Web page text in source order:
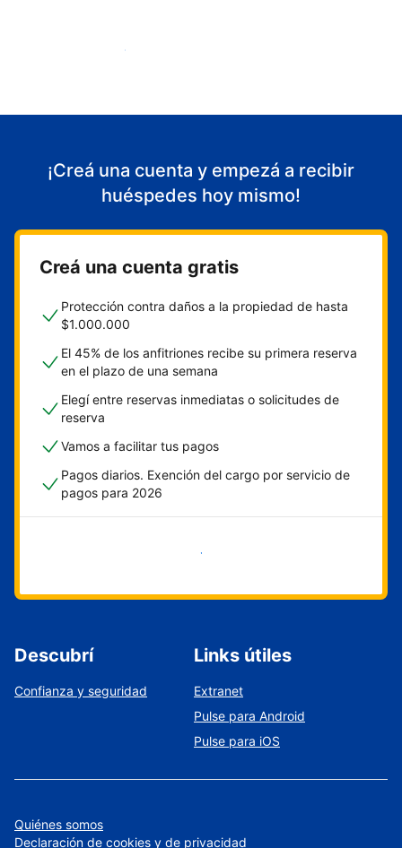
Empezá a recibir huéspedes
¡Creá una cuenta y empezá a recibir
huéspedes hoy mismo!
Creá una cuenta gratis
Protección contra daños a la propiedad de hasta
$1.000.000
El 45% de los anfitriones recibe su primera reserva
en el plazo de una semana
Elegí entre reservas inmediatas o solicitudes de
reserva
Vamos a facilitar tus pagos
Pagos diarios. Exención del cargo por servicio de
pagos para 2026
Empezar ahora
Descubrí
Confianza y seguridad
Links útiles
Extranet
Pulse para Android
Pulse para iOS
Quiénes somos
Declaración de cookies y de privacidad